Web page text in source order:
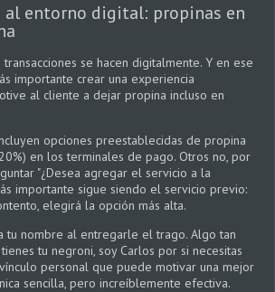
al entorno digital: propinas en
transacciones se hacen digitalmente. Y en ese
importante crear una experiencia
al cliente a dejar propina incluso en
opciones preestablecidas de propina
en los terminales de pago. Otros no, por
"¿Desea agregar el servicio a la
importante sigue siendo el servicio previo:
elegirá la opción más alta.
tu nombre al entregarle el trago. Algo tan
tu negroni, soy Carlos por si necesitas
vínculo personal que puede motivar una mejor
sencilla, pero increíblemente efectiva.